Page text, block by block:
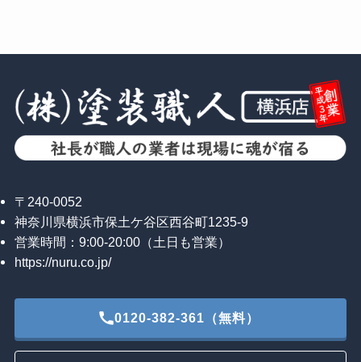
〒240-0052
神奈川県横浜市保土ケ谷区西谷町1235-9
営業時間：9:00-20:00（土日も営業）
https://nuru.co.jp/
0120-382-361（無料）